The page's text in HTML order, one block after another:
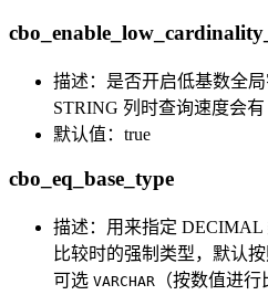
描述：是否开启低基数全
STRING 列时查询速度会有
默认值：true
cbo_eq_base_type
描述：用来指定 DECIMAL
比较时的强制类型，默认
可选 VARCHAR （按数值进行